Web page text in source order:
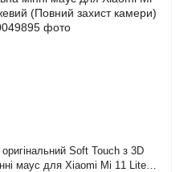
Soft Touch з 3D
маус для Xiaomi Mi 11 Lite